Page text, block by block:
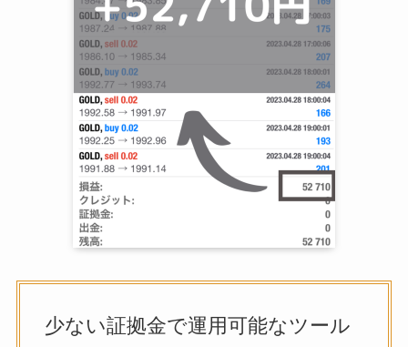
少ない証拠金で運用可能なツール